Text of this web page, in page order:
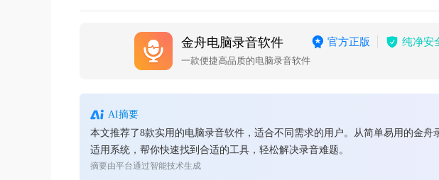
金舟电脑录音软件 官方正版 纯净安
一款便捷高品质的电脑录音软件
AI摘要
本文推荐了8款实用的电脑录音软件，适合不同需求的用户。从简单易用的金
适用系统，帮你快速找到合适的工具，轻松解决录音难题。
摘要由平台通过智能技术生成